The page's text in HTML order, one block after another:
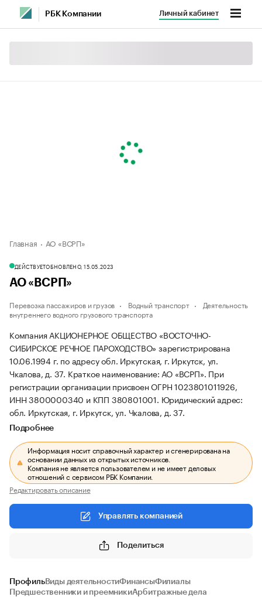
РБК Компании Личный кабинет
Главная АО «ВСРП»
ДЕЙСТВУЕТОБНОВЛЕНО, 15.05.2023
АО «ВСРП»
Перевозка пассажиров и грузов Водный транспорт
Деятельность
внутреннего водного грузового транспорта
Компания АКЦИОНЕРНОЕ ОБЩЕСТВО «ВОСТОЧНО-
СИБИРСКОЕ РЕЧНОЕ ПАРОХОДСТВО» зарегистрирована
10.06.1994 г. по адресу обл. Иркутская, г. Иркутск, ул.
Чкалова, д. 37. Краткое наименование: АО «ВСРП». При
регистрации организации присвоен ОГРН 1023801011926,
ИНН 3800000340 и КПП 380801001. Юридический адрес:
обл. Иркутская, г. Иркутск, ул. Чкалова, д. 37.
Подробнее
Информация носит справочный характер и сгенерирована на
основании данных из открытых источников.
Компания не является пользователем и не имеет деловых
отношений с сервисом РБК Компании.
Редактировать описание
Управлять компанией
Поделиться
ПрофильВиды деятельностиФинансыФилиалы
Предшественники и преемникиАрбитражные дела